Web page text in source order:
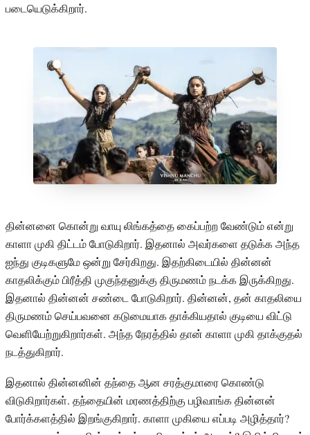
படையெடுக்கிறார்.
தின்னனை கொன்று வாயு லிங்கத்தை கைப்பற்ற வேண்டும் என்று
காளா முகி திட்டம் போடுகிறார். இதனால் அவர்களை தடுக்க அந்த
ஐந்து குடிகளுமே ஒன்று சேர்கிறது. இதற்கிடையில் தின்னன்
காதலிக்கும் பிரீத்தி முகுந்தனுக்கு திருமணம் நடக்க இருக்கிறது.
இதனால் தின்னன் சண்டை போடுகிறார். தின்னன், தன் காதலியை
திருமணம் செய்பவனை கடுமையாக தாக்கியதால் குடியை விட்டு
வெளியேற்றுகிறார்கள். அந்த நேரத்தில் தான் காளா முகி தாக்குதல்
நடத்துகிறார்.
இதனால் தின்னனின் தந்தை ஆன சரத்குமாரை கொண்டு
விடுகிறார்கள். தந்தையின் மரணத்திற்கு பழிவாங்க தின்னன்
போர்க்களத்தில் இறங்குகிறார். காளா முகியை எப்படி அழித்தார்?